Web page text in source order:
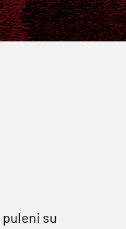
puleni su